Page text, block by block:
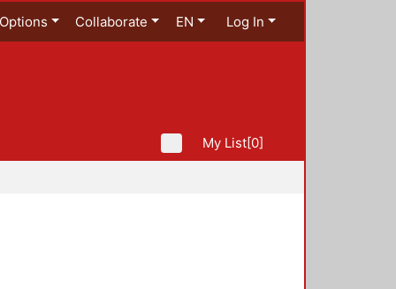
Options Collaborate EN Log In
My List[0]